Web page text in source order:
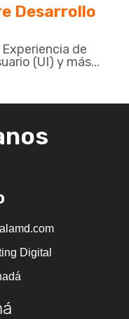
Desarrollo
de
(UI) y más...
Digital